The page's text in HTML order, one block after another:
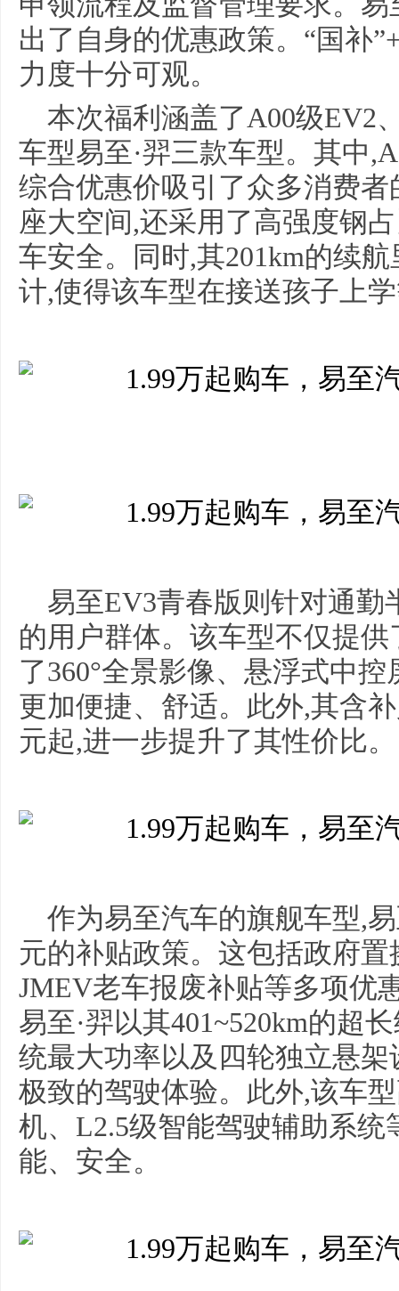
出了自身的优惠政策。“国补
力度十分可观。
本次福利涵盖了A00级EV2
车型易至·羿三款车型。其中
综合优惠价吸引了众多消费
座大空间,还采用了高强度钢
车安全。同时,其201km的续
计,使得该车型在接送孩子上
易至EV3青春版则针对通
的用户群体。该车型不仅提
了360°全景影像、悬浮式中
更加便捷、舒适。此外,其含
元起,进一步提升了其性价比。
作为易至汽车的旗舰车型,
元的补贴政策。这包括政府
JMEV老车报废补贴等多项优
易至·羿以其401~520km的超
统最大功率以及四轮独立悬
极致的驾驶体验。此外,该车
机、L2.5级智能驾驶辅助系
能、安全。